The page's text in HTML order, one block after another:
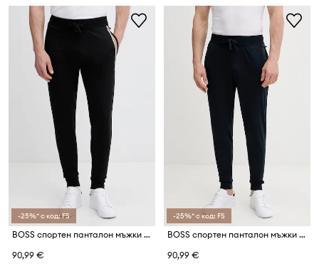
-25%* с код: FS
BOSS спортен панталон мъжки от памук
90,99 €
-25%* с код: FS
BOSS спортен панталон мъжки от памук
90,99 €